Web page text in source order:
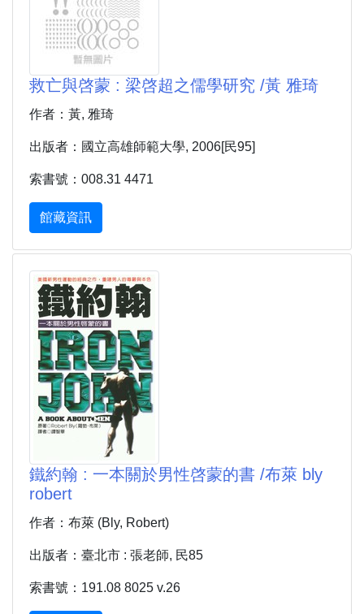
救亡與啓蒙 : 梁啓超之儒學研究 /黃 雅琦
作者：黃, 雅琦
出版者：國立高雄師範大學, 2006[民95]
索書號：008.31 4471
館藏資訊
鐵約翰 : 一本關於男性啓蒙的書 /布萊 bly
robert
作者：布萊 (Bly, Robert)
出版者：臺北市 : 張老師, 民85
索書號：191.08 8025 v.26